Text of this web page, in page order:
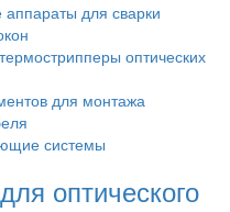
аппараты для сварки
оптических
для монтажа
системы
оптического